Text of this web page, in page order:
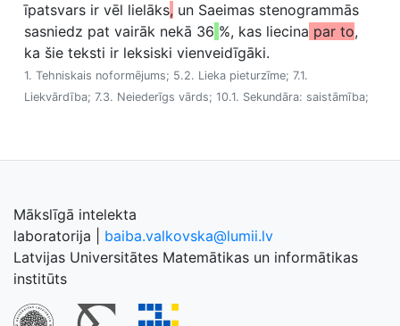
īpatsvars ir vēl lielāks, un Saeimas stenogrammās
sasniedz pat vairāk nekā 36 %, kas liecina par to,
ka šie teksti ir leksiski vienveidīgāki.
1. Tehniskais noformējums; 5.2. Lieka pieturzīme; 7.1.
Liekvārdība; 7.3. Neiederīgs vārds; 10.1. Sekundāra: saistāmība;
Mākslīgā intelekta
laboratorija
baiba.valkovska@lumii.lv
Latvijas Universitātes Matemātikas un informātikas
institūts